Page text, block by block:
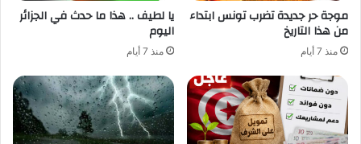
موجة حر جديدة تضرب تونس ابتداء
من هذا التاريخ
منذ 7 أيام
يا لطيف .. هذا ما حدث في الجزائر
اليوم
منذ 7 أيام